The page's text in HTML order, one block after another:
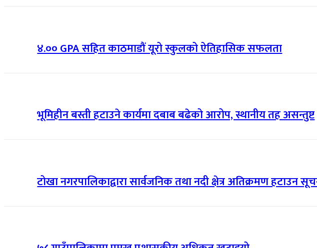
४.०० GPA सहित काठमाडौं यूरो स्कुलको ऐतिहासिक सफलता
भूमिहीन बस्ती हटाउने कार्यमा दबाब बढेको आरोप, स्थानीय तह असन्तुष्ट
टोखा नगरपालिकाद्वारा सार्वजनिक तथा नदी क्षेत्र अतिक्रमण हटाउन